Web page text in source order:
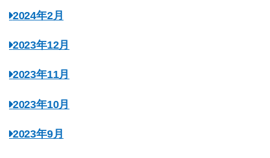
2024年2月
2023年12月
2023年11月
2023年10月
2023年9月